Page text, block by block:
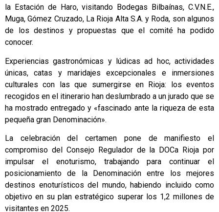
la Estación de Haro, visitando Bodegas Bilbaínas, C.V.N.E.,
Muga, Gómez Cruzado, La Rioja Alta S.A. y Roda, son algunos
de los destinos y propuestas que el comité ha podido
conocer.
Experiencias gastronómicas y lúdicas ad hoc, actividades
únicas, catas y maridajes excepcionales e inmersiones
culturales con las que sumergirse en Rioja: los eventos
recogidos en el itinerario han deslumbrado a un jurado que se
ha mostrado entregado y «fascinado ante la riqueza de esta
pequeña gran Denominación».
La celebración del certamen pone de manifiesto el
compromiso del Consejo Regulador de la DOCa Rioja por
impulsar el enoturismo, trabajando para continuar el
posicionamiento de la Denominación entre los mejores
destinos enoturísticos del mundo, habiendo incluido como
objetivo en su plan estratégico superar los 1,2 millones de
visitantes en 2025.